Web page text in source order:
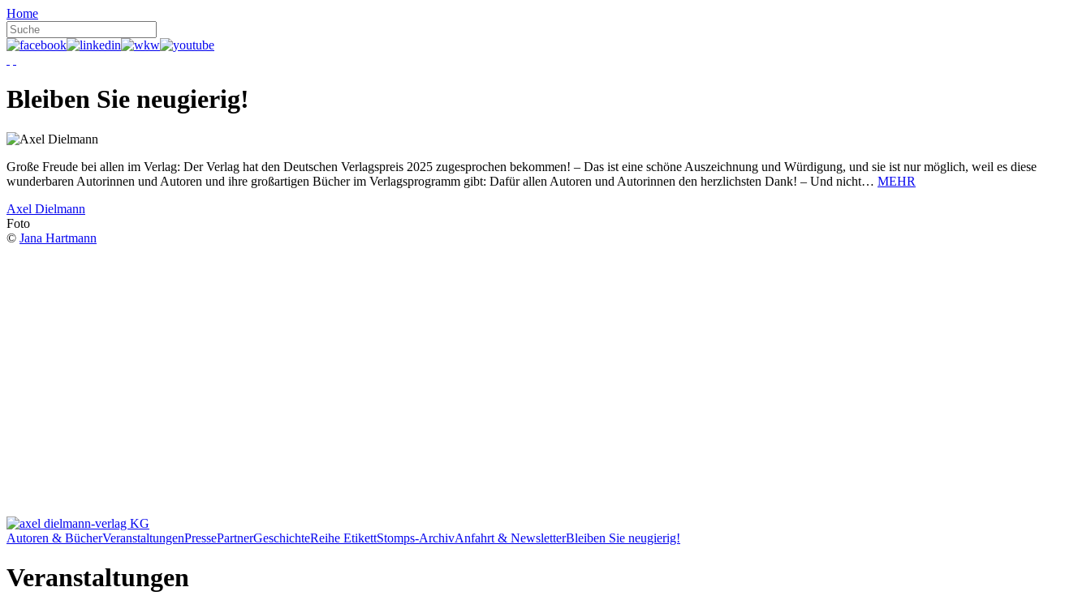
Home
Bleiben Sie neugierig!
Große Freude bei allen im Verlag: Der Verlag hat den Deutschen Verlagspreis 2025 zugesprochen bekommen! – Das ist eine schöne Auszeichnung und Würdigung, und sie ist nur möglich, weil es diese
wunderbaren Autorinnen und Autoren und ihre großartigen Bücher im Verlagsprogramm gibt: Dafür allen Autoren und Autorinnen den herzlichsten Dank! – Und nicht… MEHR
Axel Dielmann
Foto
© Jana Hartmann
Autoren & BücherVeranstaltungenPressePartnerGeschichteReihe EtikettStomps-ArchivAnfahrt & NewsletterBleiben Sie neugierig!
Veranstaltungen